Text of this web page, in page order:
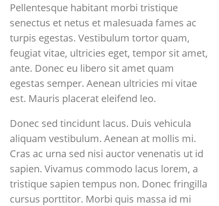
Pellentesque habitant morbi tristique
senectus et netus et malesuada fames ac
turpis egestas. Vestibulum tortor quam,
feugiat vitae, ultricies eget, tempor sit amet,
ante. Donec eu libero sit amet quam
egestas semper. Aenean ultricies mi vitae
est. Mauris placerat eleifend leo.
Donec sed tincidunt lacus. Duis vehicula
aliquam vestibulum. Aenean at mollis mi.
Cras ac urna sed nisi auctor venenatis ut id
sapien. Vivamus commodo lacus lorem, a
tristique sapien tempus non. Donec fringilla
cursus porttitor. Morbi quis massa id mi